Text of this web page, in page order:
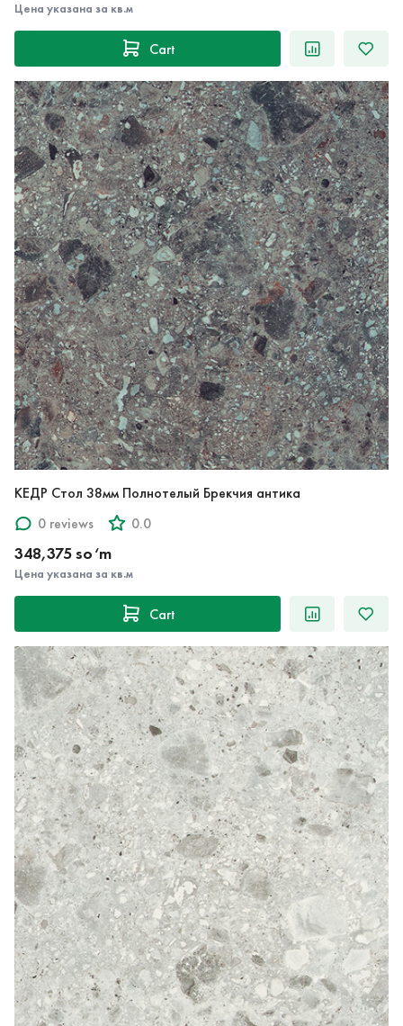
Цена указана за кв.м
Cart
КЕДР Стол 38мм Полнотелый Брекчия антика
0 reviews
0.0
348,375 so‘m
Цена указана за кв.м
Cart